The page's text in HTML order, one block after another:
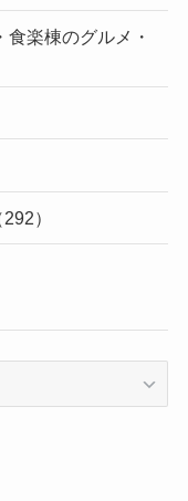
楽棟のグルメ・
）